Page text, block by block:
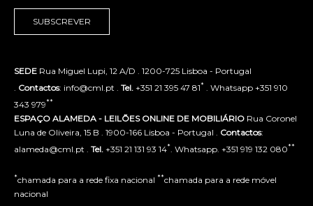
SUBSCREVER
SEDE Rua Miguel Lupi, 12 A/D . 1200-725 Lisboa - Portugal
Contactos: info@cml.pt . Tel. +351 21 395 47 81* . Whatsapp +351 910
343 979**
ESPAÇO ALAMEDA - LEILÕES ONLINE DE MOBILIÁRIO Rua Coronel
Luna de Oliveira, 15 B . 1900-166 Lisboa - Portugal . Contactos:
alameda@cml.pt . Tel. +351 21 131 93 14* . Whatsapp. +351 919 132 080**
*chamada para a rede fixa nacional **chamada para a rede móvel
nacional